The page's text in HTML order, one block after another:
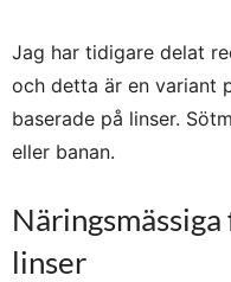
Jag har tidigare delat
och detta är en variant
baserade på linser.
eller banan.
linser